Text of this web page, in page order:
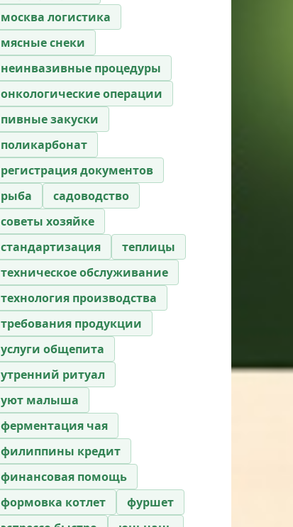
москва логистика
мясные снеки
неинвазивные процедуры
онкологические операции
пивные закуски
поликарбонат
регистрация документов
рыба
садоводство
советы хозяйке
стандартизация
теплицы
техническое обслуживание
технология производства
требования продукции
услуги общепита
утренний ритуал
уют малыша
ферментация чая
филиппины кредит
финансовая помощь
формовка котлет
фуршет